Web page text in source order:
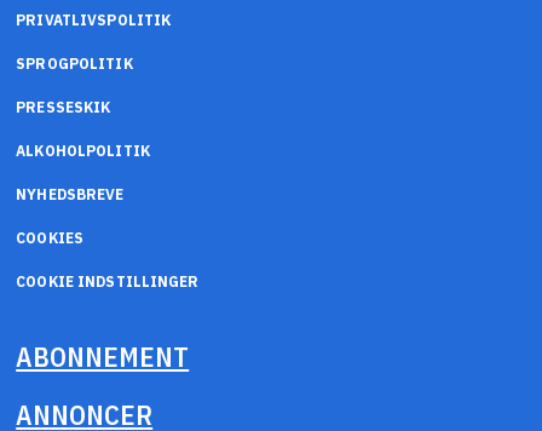
PRIVATLIVSPOLITIK
SPROGPOLITIK
PRESSESKIK
ALKOHOLPOLITIK
NYHEDSBREVE
COOKIES
COOKIE INDSTILLINGER
ABONNEMENT
ANNONCER